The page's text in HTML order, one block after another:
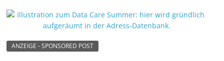
ANZEIGE - SPONSORED POST